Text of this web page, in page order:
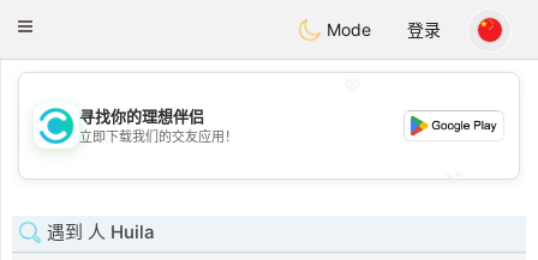
Citas
Toggle
Mode 登录
💖
💕
寻找你的理想伴侣
立即下载我们的交友应用！
遇到 人 Huila